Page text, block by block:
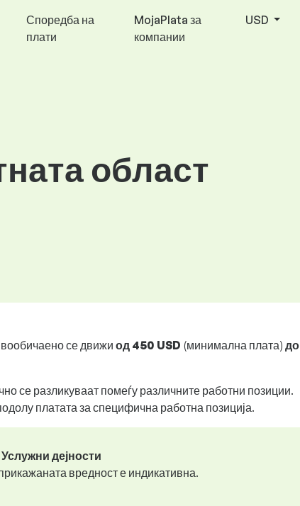
Споредба на
плати
MojaPlata за
компании
USD
област
вообичаено се движи од 450 USD (минимална плата) до
се разликуваат помеѓу различните работни позиции.
платата за специфична работна позиција.
Услужни дејности
вредност е индикативна.